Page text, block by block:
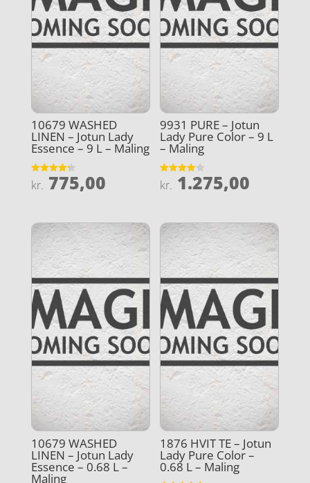
10679 WASHED
LINEN – Jotun Lady
Essence – 9 L – Maling
Vurderet
4.3
kr. 775,00
9931 PURE – Jotun
Lady Pure Color – 9 L
– Maling
Vurderet
4
kr. 1.275,00
10679 WASHED
LINEN – Jotun Lady
Essence – 0.68 L –
Maling
1876 HVIT TE – Jotun
Lady Pure Color –
0.68 L – Maling